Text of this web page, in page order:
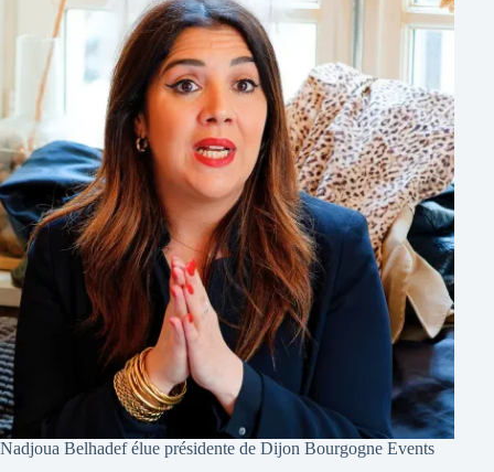
Nadjoua Belhadef élue présidente de Dijon Bourgogne Events